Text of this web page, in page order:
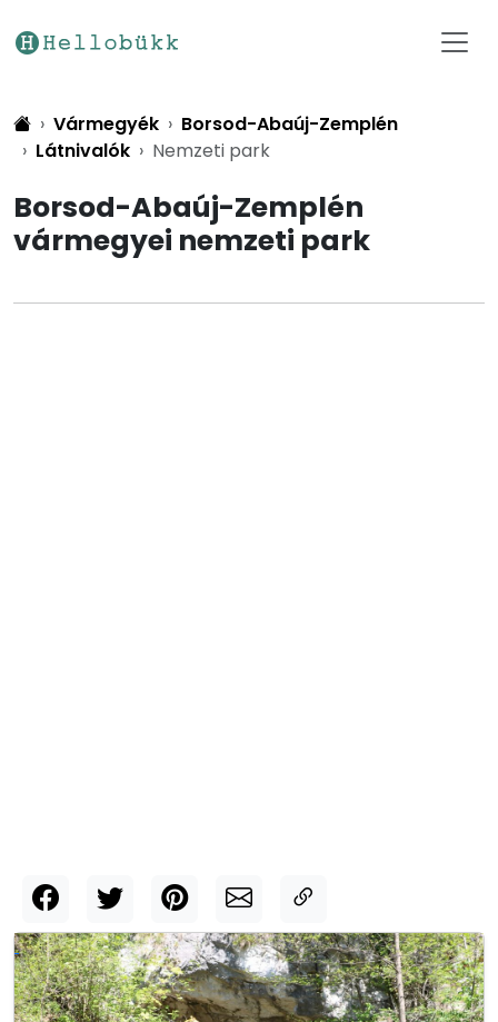
Vármegyék
Borsod-Abaúj-Zemplén
Látnivalók
Nemzeti park
Borsod-Abaúj-Zemplén
vármegyei nemzeti park